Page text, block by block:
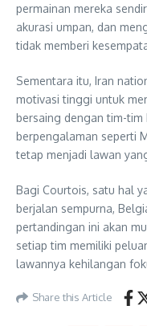
permainan mereka
akurasi umpan, dan
tidak memberi
Sementara itu, Iran
motivasi tinggi untuk
bersaing dengan tim-tim
berpengalaman seperti
tetap menjadi lawan
Bagi Courtois, satu hal
berjalan sempurna,
pertandingan ini akan
setiap tim memiliki
lawannya kehilangan
Share this Article